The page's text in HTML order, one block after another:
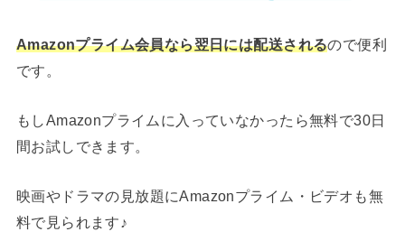
Amazonプライム会員なら翌日には配送されるので便利
です。
もしAmazonプライムに入っていなかったら無料で30日
間お試しできます。
映画やドラマの見放題にAmazonプライム・ビデオも無
料で見られます♪